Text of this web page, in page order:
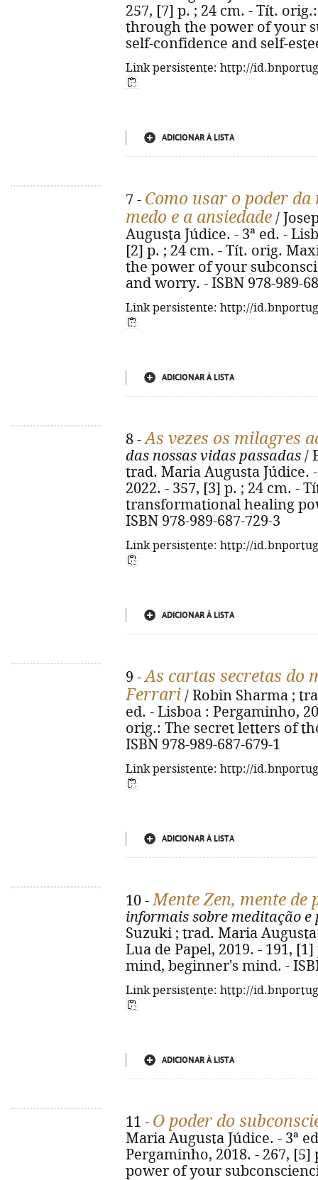
257, [7] p. ; 24 cm. - Tít.
through the power of your
self-confidence and self-
Link persistente: http://
ADICIONAR À LISTA
7 - Como usar o poder
medo e a ansiedade /
Augusta Júdice. - 3ª ed. -
[2] p. ; 24 cm. - Tít. orig.
the power of your
and worry. - ISBN 978-989-
Link persistente: http://
ADICIONAR À LISTA
8 -As vezes os milagres
das nossas vidas passadas /
trad. Maria Augusta Júdice.
2022. - 357, [3] p. ; 24 cm. -
transformational healing
ISBN 978-989-687-729-3
Link persistente: http://
ADICIONAR À LISTA
9 -As cartas secretas do
Ferrari / Robin Sharma ;
ed. - Lisboa : Pergaminho,
orig.: The secret letters of
ISBN 978-989-687-679-1
Link persistente: http://
ADICIONAR À LISTA
10 -Mente Zen, mente de
informais sobre meditação e
Suzuki ; trad. Maria
Lua de Papel, 2019. - 191,
mind, beginner's mind. -
Link persistente: http://
ADICIONAR À LISTA
11 - O poder do
Maria Augusta Júdice. - 3ª
Pergaminho, 2018. - 267,
power of your